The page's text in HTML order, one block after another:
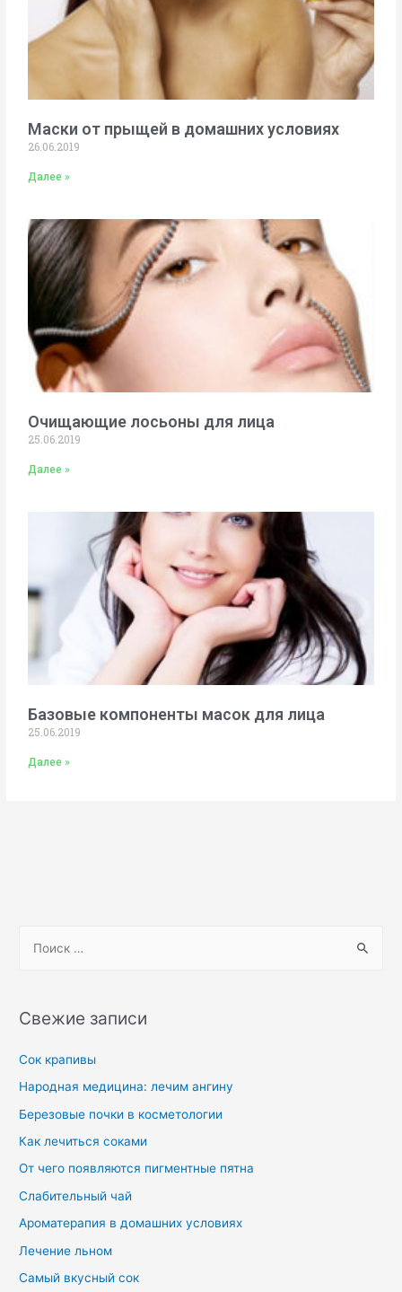
Маски от прыщей в домашних условиях
26.06.2019
Далее »
Очищающие лосьоны для лица
25.06.2019
Далее »
Базовые компоненты масок для лица
25.06.2019
Далее »
Свежие записи
Сок крапивы
Народная медицина: лечим ангину
Березовые почки в косметологии
Как лечиться соками
От чего появляются пигментные пятна
Слабительный чай
Ароматерапия в домашних условиях
Лечение льном
Самый вкусный сок